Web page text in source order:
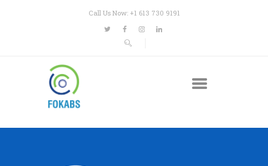
Call Us Now: +1 613 730 9191